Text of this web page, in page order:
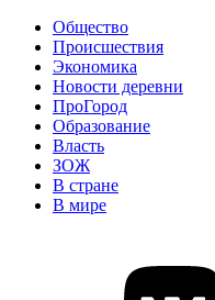
Общество
Происшествия
Экономика
Новости деревни
ПроГород
Образование
Власть
ЗОЖ
В стране
В мире